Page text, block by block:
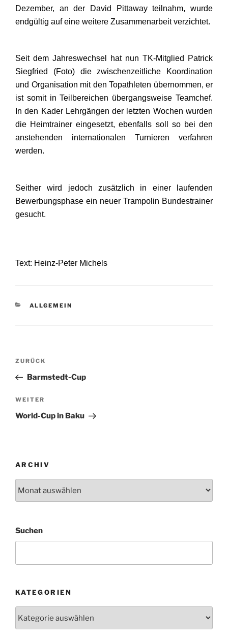
Dezember, an der David Pittaway teilnahm, wurde
endgültig auf eine weitere Zusammenarbeit verzichtet.
Seit dem Jahreswechsel hat nun TK-Mitglied Patrick
Siegfried (Foto) die zwischenzeitliche Koordination
und Organisation mit den Topathleten übernommen, er
ist somit in Teilbereichen übergangsweise Teamchef.
In den Kader Lehrgängen der letzten Wochen wurden
die Heimtrainer eingesetzt, ebenfalls soll so bei den
anstehenden internationalen Turnieren verfahren
werden.
Seither wird jedoch zusätzlich in einer laufenden
Bewerbungsphase ein neuer Trampolin Bundestrainer
gesucht.
Text: Heinz-Peter Michels
KATEGORIEN
ALLGEMEIN
Beitragsnavigation
Vorheriger
Beitrag
ZURÜCK
Barmstedt-Cup
Nächster
Beitrag
WEITER
World-Cup in Baku
ARCHIV
Suchen
KATEGORIEN